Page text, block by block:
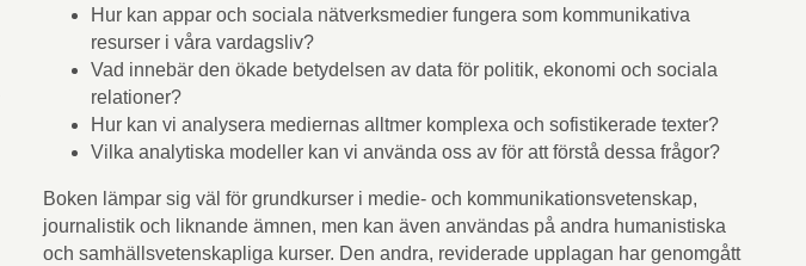
Hur kan appar och sociala nätverksmedier fungera som kommunikativa
resurser i våra vardagsliv?
Vad innebär den ökade betydelsen av data för politik, ekonomi och sociala
relationer?
Hur kan vi analysera mediernas alltmer komplexa och sofistikerade texter?
Vilka analytiska modeller kan vi använda oss av för att förstå dessa frågor?
Boken lämpar sig väl för grundkurser i medie- och kommunikationsvetenskap,
journalistik och liknande ämnen, men kan även användas på andra humanistiska
och samhällsvetenskapliga kurser. Den andra, reviderade upplagan har genomgått